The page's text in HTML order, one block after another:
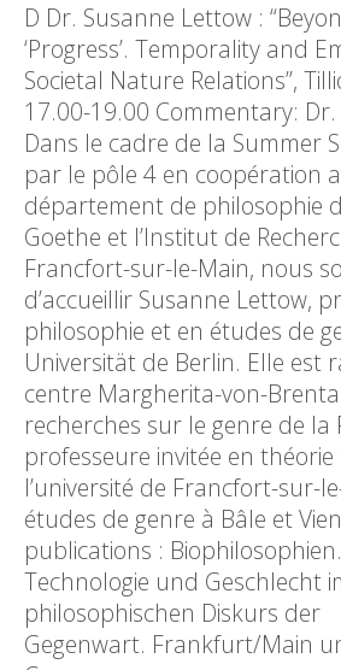
D Dr. Susanne Lettow :
‘Progress’. Temporality and
Societal Nature Relations”,
17.00-19.00 Commentary:
Dans le cadre de la Summer
par le pôle 4 en coopération
département de philosophie
Goethe et l’Institut de
Francfort-sur-le-Main, nous
d’accueillir Susanne Lettow,
philosophie et en études de
Universität de Berlin. Elle est
centre Margherita-von-
recherches sur le genre de la
professeure invitée en théorie
l’université de Francfort-sur-
études de genre à Bâle et
publications :
Technologie und Geschlecht
philosophischen Diskurs der
Gegenwart. Frankfurt/Main